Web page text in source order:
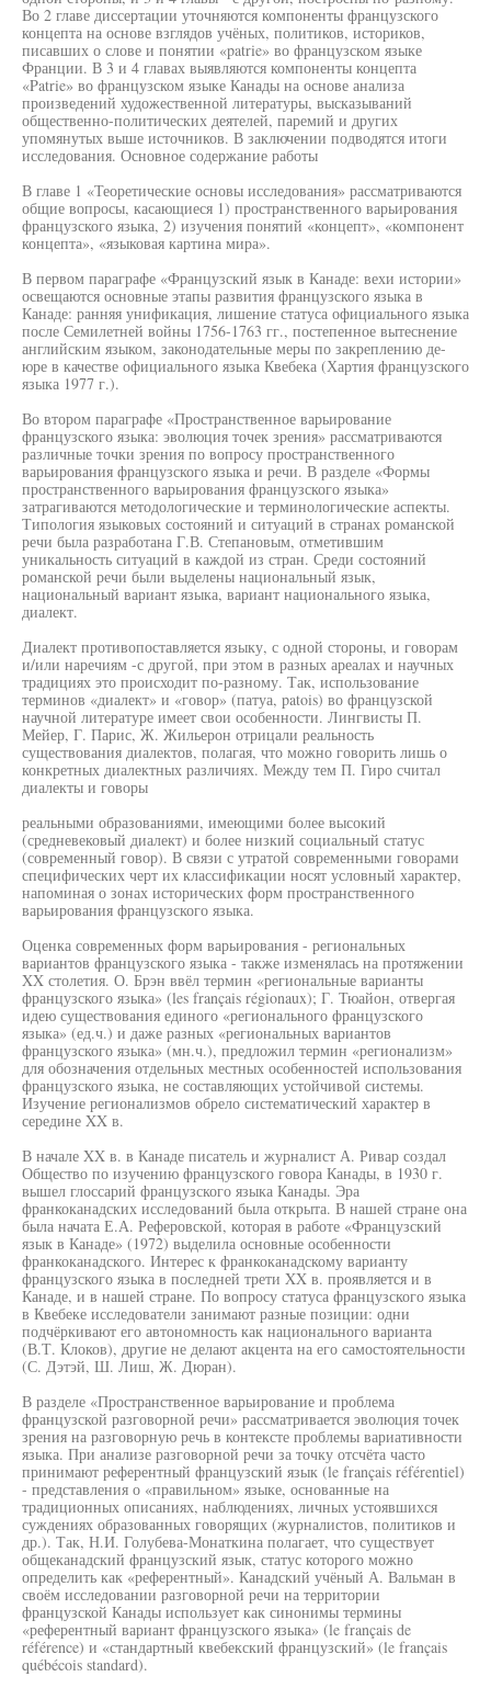
Во 2 главе диссертации уточняются компоненты французского
концепта на основе взглядов учёных, политиков, историков,
писавших о слове и понятии «patrie» во французском языке
Франции. В 3 и 4 главах выявляются компоненты концепта
«Patrie» во французском языке Канады на основе анализа
произведений художественной литературы, высказываний
общественно-политических деятелей, паремий и других
упомянутых выше источников. В заключении подводятся итоги
исследования. Основное содержание работы
В главе 1 «Теоретические основы исследования» рассматриваются
общие вопросы, касающиеся 1) пространственного варьирования
французского языка, 2) изучения понятий «концепт», «компонент
концепта», «языковая картина мира».
В первом параграфе «Французский язык в Канаде: вехи истории»
освещаются основные этапы развития французского языка в
Канаде: ранняя унификация, лишение статуса официального языка
после Семилетней войны 1756-1763 гг., постепенное вытеснение
английским языком, законодательные меры по закреплению де-
юре в качестве официального языка Квебека (Хартия французского
языка 1977 г.).
Во втором параграфе «Пространственное варьирование
французского языка: эволюция точек зрения» рассматриваются
различные точки зрения по вопросу пространственного
варьирования французского языка и речи. В разделе «Формы
пространственного варьирования французского языка»
затрагиваются методологические и терминологические аспекты.
Типология языковых состояний и ситуаций в странах романской
речи была разработана Г.В. Степановым, отметившим
уникальность ситуаций в каждой из стран. Среди состояний
романской речи были выделены национальный язык,
национальный вариант языка, вариант национального языка,
диалект.
Диалект противопоставляется языку, с одной стороны, и говорам
и/или наречиям -с другой, при этом в разных ареалах и научных
традициях это происходит по-разному. Так, использование
терминов «диалект» и «говор» (патуа, patois) во французской
научной литературе имеет свои особенности. Лингвисты П.
Мейер, Г. Парис, Ж. Жильерон отрицали реальность
существования диалектов, полагая, что можно говорить лишь о
конкретных диалектных различиях. Между тем П. Гиро считал
диалекты и говоры
реальными образованиями, имеющими более высокий
(средневековый диалект) и более низкий социальный статус
(современный говор). В связи с утратой современными говорами
специфических черт их классификации носят условный характер,
напоминая о зонах исторических форм пространственного
варьирования французского языка.
Оценка современных форм варьирования - региональных
вариантов французского языка - также изменялась на протяжении
XX столетия. О. Брэн ввёл термин «региональные варианты
французского языка» (les français régionaux); Г. Тюайон, отвергая
идею существования единого «регионального французского
языка» (ед.ч.) и даже разных «региональных вариантов
французского языка» (мн.ч.), предложил термин «регионализм»
для обозначения отдельных местных особенностей использования
французского языка, не составляющих устойчивой системы.
Изучение регионализмов обрело систематический характер в
середине XX в.
В начале XX в. в Канаде писатель и журналист А. Ривар создал
Общество по изучению французского говора Канады, в 1930 г.
вышел глоссарий французского языка Канады. Эра
франкоканадских исследований была открыта. В нашей стране она
была начата Е.А. Реферовской, которая в работе «Французский
язык в Канаде» (1972) выделила основные особенности
франкоканадского. Интерес к франкоканадскому варианту
французского языка в последней трети XX в. проявляется и в
Канаде, и в нашей стране. По вопросу статуса французского языка
в Квебеке исследователи занимают разные позиции: одни
подчёркивают его автономность как национального варианта
(В.Т. Клоков), другие не делают акцента на его самостоятельности
(С. Дэтэй, Ш. Лиш, Ж. Дюран).
В разделе «Пространственное варьирование и проблема
французской разговорной речи» рассматривается эволюция точек
зрения на разговорную речь в контексте проблемы вариативности
языка. При анализе разговорной речи за точку отсчёта часто
принимают референтный французский язык (le français référentiel)
- представления о «правильном» языке, основанные на
традиционных описаниях, наблюдениях, личных устоявшихся
суждениях образованных говорящих (журналистов, политиков и
др.). Так, Н.И. Голубева-Монаткина полагает, что существует
общеканадский французский язык, статус которого можно
определить как «референтный». Канадский учёный А. Вальман в
своём исследовании разговорной речи на территории
французской Канады использует как синонимы термины
«референтный вариант французского языка» (le français de
référence) и «стандартный квебекский французский» (le français
québécois standard).